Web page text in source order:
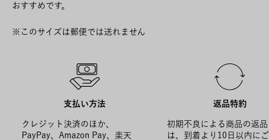
おすすめです。
※このサイズは郵便では送れません
支払い方法
クレジット決済のほか、
PayPay、Amazon Pay、楽天
返品特約
初期不良による商品の返
は、到着より10日以内に